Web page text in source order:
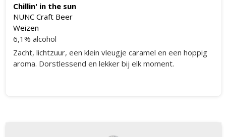
Chillin' in the sun
NUNC Craft Beer
Weizen
6,1% alcohol
Zacht, lichtzuur, een klein vleugje caramel en een hoppig
aroma. Dorstlessend en lekker bij elk moment.